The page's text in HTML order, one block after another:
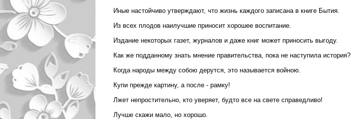
Иные настойчиво утверждают, что жизнь каждого записана в книге Бытия.
Из всех плодов наилучшие приносит хорошее воспитание.
Издание некоторых газет, журналов и даже книг может приносить выгоду.
Как же подданному знать мнение правительства, пока не наступила история?
Когда народы между собою дерутся, это называется войною.
Купи прежде картину, а после - рамку!
Лжет непростительно, кто уверяет, будто все на свете справедливо!
Лучше скажи мало, но хорошо.